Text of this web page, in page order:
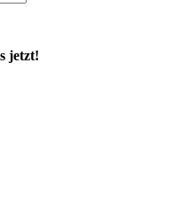
jetzt!